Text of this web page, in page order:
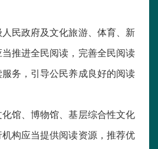
民政府及文化旅游、体育、新
推进全民阅读，完善全民阅读
务，引导公民养成良好的阅读
馆、博物馆、基层综合性文化
构应当提供阅读资源，推荐优